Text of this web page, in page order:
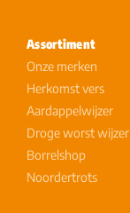
Assortiment
Onze merken
Herkomst vers
Aardappelwijzer
Droge worst wijzer
Borrelshop
Noordertrots